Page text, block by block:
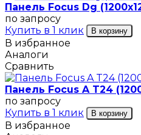
Панель Focus Dg
по запросу
Купить в 1 клик
В корзину
В избранное
Аналоги
Сравнить
Панель Focus A T24
по запросу
Купить в 1 клик
В корзину
В избранное